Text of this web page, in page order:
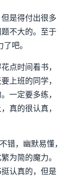
是得付出很多
不大的。至于
吧。
点时间看书，
上班的同学，
一定要多练，
真的很认真，
错，幽默易懂，
为简的魔力。
认真的，但是